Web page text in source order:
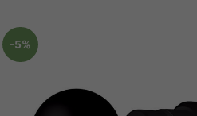
-5%